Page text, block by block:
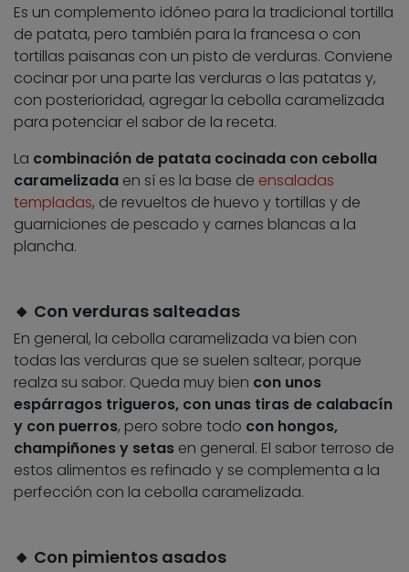
Es un complemento idóneo para la tradicional tortilla
de patata, pero también para la francesa o con
tortillas paisanas con un pisto de verduras. Conviene
cocinar por una parte las verduras o las patatas y,
con posterioridad, agregar la cebolla caramelizada
para potenciar el sabor de la receta.
La combinación de patata cocinada con cebolla
caramelizada en sí es la base de ensaladas
templadas, de revueltos de huevo y tortillas y de
guarniciones de pescado y carnes blancas a la
plancha.
🔸 Con verduras salteadas
En general, la cebolla caramelizada va bien con
todas las verduras que se suelen saltear, porque
realza su sabor. Queda muy bien con unos
espárragos trigueros, con unas tiras de calabacín
y con puerros, pero sobre todo con hongos,
champiñones y setas en general. El sabor terroso de
estos alimentos es refinado y se complementa a la
perfección con la cebolla caramelizada.
🔸 Con pimientos asados